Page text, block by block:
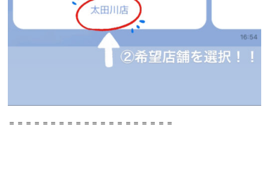
＝＝＝＝＝＝＝＝＝＝＝＝＝＝＝＝＝＝＝＝